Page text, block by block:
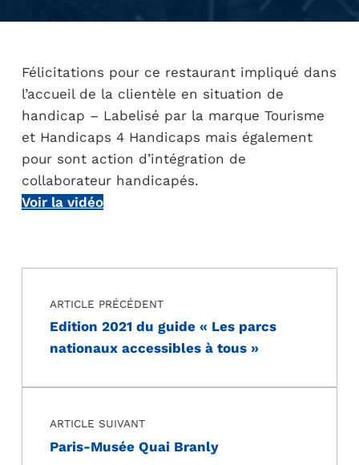
Félicitations pour ce restaurant impliqué dans
l’accueil de la clientèle en situation de
handicap – Labelisé par la marque Tourisme
et Handicaps 4 Handicaps mais également
pour sont action d’intégration de
collaborateur handicapés.
Voir la vidéo
Skip back to main navigation
Navigation de l’article
ARTICLE PRÉCÉDENT
Edition 2021 du guide « Les parcs
nationaux accessibles à tous »
ARTICLE SUIVANT
Paris-Musée Quai Branly